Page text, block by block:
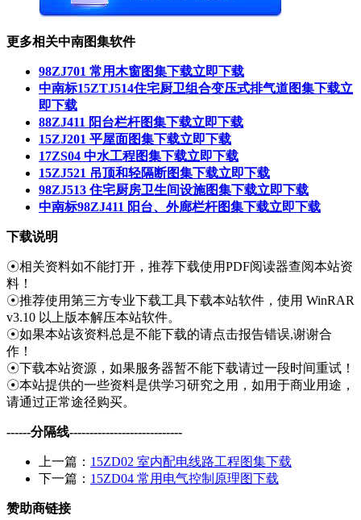
更多相关中南图集软件
98ZJ701 常用木窗图集下载立即下载
中南标15ZTJ514住宅厨卫组合变压式排气道图集下载立
即下载
88ZJ411 阳台栏杆图集下载立即下载
15ZJ201 平屋面图集下载立即下载
17ZS04 中水工程图集下载立即下载
15ZJ521 吊顶和轻隔断图集下载立即下载
98ZJ513 住宅厨房卫生间设施图集下载立即下载
中南标98ZJ411 阳台、外廊栏杆图集下载立即下载
下载说明
☉相关资料如不能打开，推荐下载使用PDF阅读器查阅本站资
料！
☉推荐使用第三方专业下载工具下载本站软件，使用 WinRAR
v3.10 以上版本解压本站软件。
☉如果本站该资料总是不能下载的请点击报告错误,谢谢合
作！
☉下载本站资源，如果服务器暂不能下载请过一段时间重试！
☉本站提供的一些资料是供学习研究之用，如用于商业用途，
请通过正常途径购买。
------分隔线----------------------------
上一篇： 15ZD02 室内配电线路工程图集下载
下一篇： 15ZD04 常用电气控制原理图下载
赞助商链接